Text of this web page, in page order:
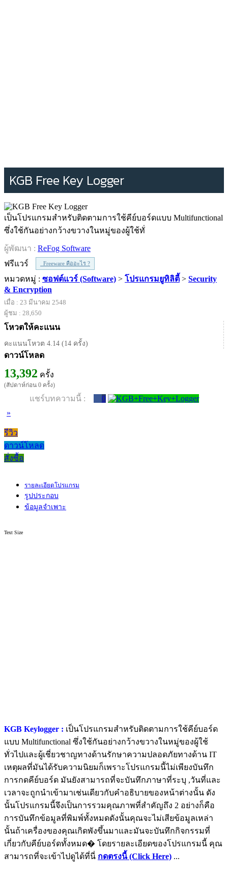
KGB Free Key Logger
เป็นโปรแกรมสำหรับติดตามการใช้คีย์บอร์ดแบบ Multifunctional
ซึ่งใช้กันอย่างกว้างขวางในหมู่ของผู้ใช้ทั่
ผู้พัฒนา : ReFog Software
ฟรีแวร์
Freeware คืออะไร ?
หมวดหมู่ : ซอฟต์แวร์ (Software) > โปรแกรมยูทิลิตี้ > Security
& Encryption
เมื่อ : 23 มีนาคม 2548
ผู้ชม : 28,650
โหวตให้คะแนน
คะแนนโหวต 4.14 (14 ครั้ง)
ดาวน์โหลด
13,392 ครั้ง
(สัปดาห์ก่อน 0 ครั้ง)
แชร์บทความนี้ :
0
»
รีวิว
ดาวน์โหลด
สั่งซื้อ
รายละเอียดโปรแกรม
รูปประกอบ
ข้อมูลจำเพาะ
Text Size
KGB Keylogger : เป็นโปรแกรมสำหรับติดตามการใช้คีย์บอร์ด
แบบ Multifunctional ซึ่งใช้กันอย่างกว้างขวางในหมู่ของผู้ใช้
ทั่วไปและผู้เชี่ยวชาญทางด้านรักษาความปลอดภัยทางด้าน IT
เหตุผลที่มันได้รับความนิยมก็เพราะโปรแกรมนี้ไม่เพียงบันทึก
การกดคีย์บอร์ด มันยังสามารถที่จะบันทึกภาษาที่ระบุ ,วันที่และ
เวลาจะถูกนำเข้ามาเช่นเดียวกับคำอธิบายของหน้าต่างนั้น ดัง
นั้นโปรแกรมนี้จึงเป็นการรวมคุณภาพที่สำคัญถึง 2 อย่างก็คือ
การบันทึกข้อมูลที่พิมพ์ทั้งหมดดังนั้นคุณจะไม่เสียข้อมูลเหล่า
นั้นถ้าเครื่องของคุณเกิดพังขึ้นมาและมันจะบันทึกกิจกรรมที่
เกี่ยวกับคีย์บอร์ดทั้งหมด� โดยรายละเอียดของโปรแกรมนี้ คุณ
สามารถที่จะเข้าไปดูได้ที่นี่ กดตรงนี้ (Click Here) ...